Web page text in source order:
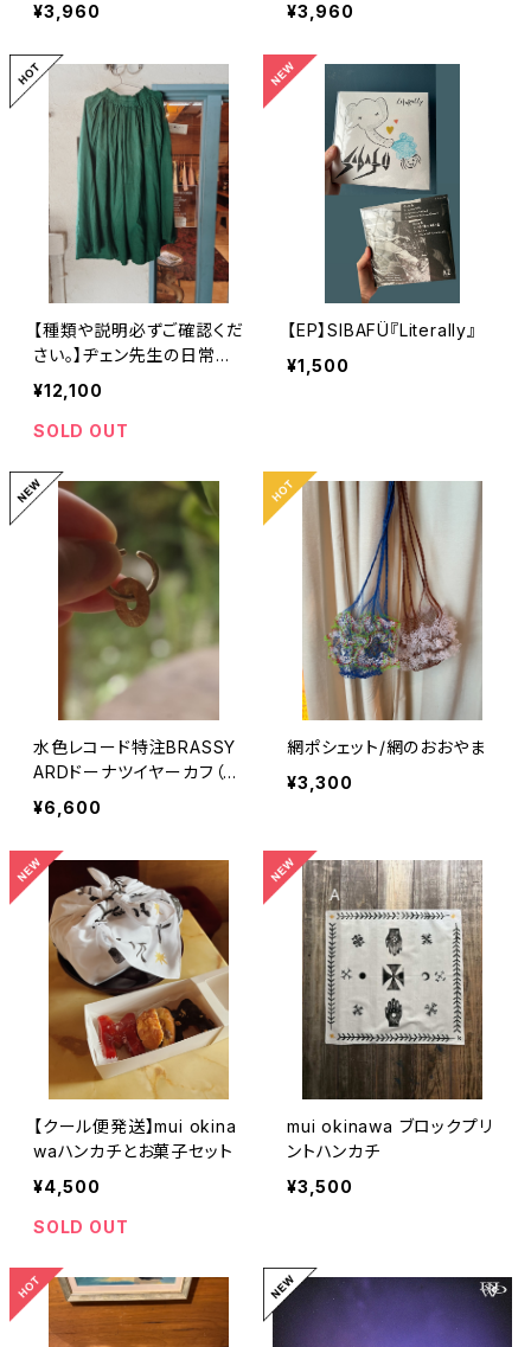
¥3,960 ¥3,960
【種類や説明必ずご確認くだ
さい。】ヂェン先生の日常
着 スカート 緑
¥12,100
SOLD OUT
【EP】SIBAFÜ『Literally』
¥1,500
水色レコード特注BRASSY
ARDドーナツイヤーカフ（真
鍮）
¥6,600
網ポシェット/網のおおやま
¥3,300
【クール便発送】mui okina
waハンカチとお菓子セット
¥4,500
SOLD OUT
mui okinawa ブロックプリ
ントハンカチ
¥3,500